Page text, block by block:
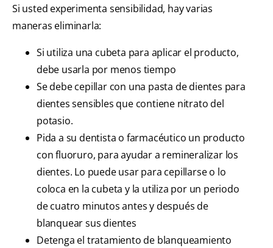
Si usted experimenta sensibilidad, hay varias
maneras eliminarla:
Si utiliza una cubeta para aplicar el producto,
debe usarla por menos tiempo
Se debe cepillar con una pasta de dientes para
dientes sensibles que contiene nitrato del
potasio.
Pida a su dentista o farmacéutico un producto
con fluoruro, para ayudar a remineralizar los
dientes. Lo puede usar para cepillarse o lo
coloca en la cubeta y la utiliza por un periodo
de cuatro minutos antes y después de
blanquear sus dientes
Detenga el tratamiento de blanqueamiento